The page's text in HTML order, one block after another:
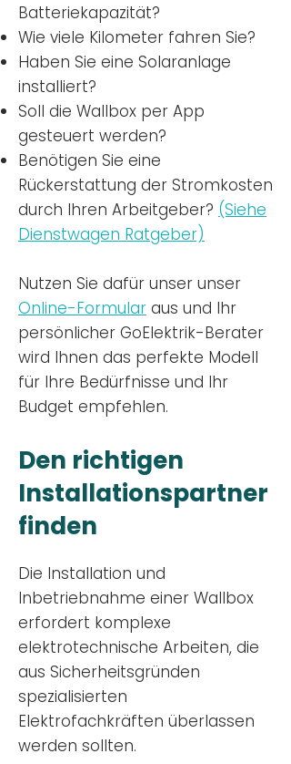
Batteriekapazität?
Wie viele Kilometer fahren Sie?
Haben Sie eine Solaranlage
installiert?
Soll die Wallbox per App
gesteuert werden?
Benötigen Sie eine
Rückerstattung der Stromkosten
durch Ihren Arbeitgeber? (Siehe
Dienstwagen Ratgeber)
Nutzen Sie dafür unser unser
Online-Formular aus und Ihr
persönlicher GoElektrik-Berater
wird Ihnen das perfekte Modell
für Ihre Bedürfnisse und Ihr
Budget empfehlen.
Den richtigen
Installationspartner
finden
Die Installation und
Inbetriebnahme einer Wallbox
erfordert komplexe
elektrotechnische Arbeiten, die
aus Sicherheitsgründen
spezialisierten
Elektrofachkräften überlassen
werden sollten.